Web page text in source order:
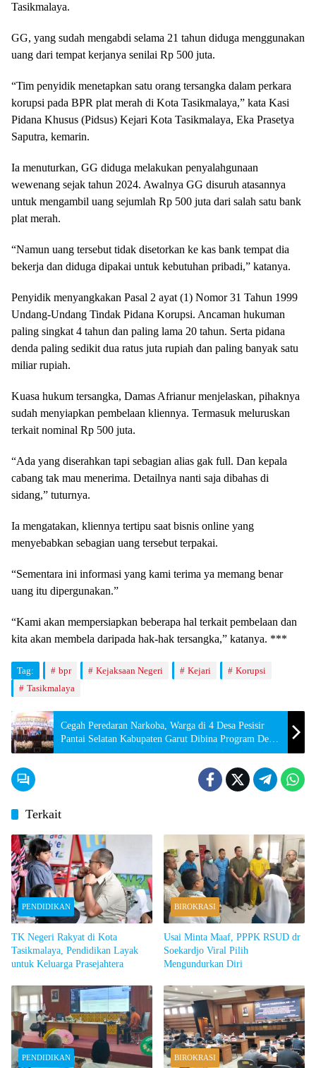
Tasikmalaya.
GG, yang sudah mengabdi selama 21 tahun diduga menggunakan
uang dari tempat kerjanya senilai Rp 500 juta.
“Tim penyidik menetapkan satu orang tersangka dalam perkara
korupsi pada BPR plat merah di Kota Tasikmalaya,” kata Kasi
Pidana Khusus (Pidsus) Kejari Kota Tasikmalaya, Eka Prasetya
Saputra, kemarin.
Ia menuturkan, GG diduga melakukan penyalahgunaan
wewenang sejak tahun 2024. Awalnya GG disuruh atasannya
untuk mengambil uang sejumlah Rp 500 juta dari salah satu bank
plat merah.
“Namun uang tersebut tidak disetorkan ke kas bank tempat dia
bekerja dan diduga dipakai untuk kebutuhan pribadi,” katanya.
Penyidik menyangkakan Pasal 2 ayat (1) Nomor 31 Tahun 1999
Undang-Undang Tindak Pidana Korupsi. Ancaman hukuman
paling singkat 4 tahun dan paling lama 20 tahun. Serta pidana
denda paling sedikit dua ratus juta rupiah dan paling banyak satu
miliar rupiah.
Kuasa hukum tersangka, Damas Afrianur menjelaskan, pihaknya
sudah menyiapkan pembelaan kliennya. Termasuk meluruskan
terkait nominal Rp 500 juta.
“Ada yang diserahkan tapi sebagian alias gak full. Dan kepala
cabang tak mau menerima. Detailnya nanti saja dibahas di
sidang,” tuturnya.
Ia mengatakan, kliennya tertipu saat bisnis online yang
menyebabkan sebagian uang tersebut terpakai.
“Sementara ini informasi yang kami terima ya memang benar
uang itu dipergunakan.”
“Kami akan mempersiapkan beberapa hal terkait pembelaan dan
kita akan membela daripada hak-hak tersangka,” katanya. ***
Tag: bpr Kejaksaan Negeri Kejari
Korupsi
Tasikmalaya
Cegah Peredaran Narkoba, Warga di 4 Desa Pesisir
Pantai Selatan Kabupaten Garut Dibina Program Desa
Bersinar
Terkait
PENDIDIKAN
TK Negeri Rakyat di Kota
Tasikmalaya, Pendidikan Layak
untuk Keluarga Prasejahtera
BIROKRASI
Usai Minta Maaf, PPPK RSUD dr
Soekardjo Viral Pilih
Mengundurkan Diri
PENDIDIKAN BIROKRASI